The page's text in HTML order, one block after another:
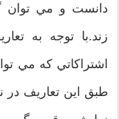
دانست و مي توان
زند.با توجه به
اشتراکاتي که مي
طبق اين تعاريف